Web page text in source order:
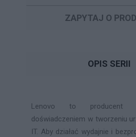
ZAPYTAJ O
OPIS SERII
Lenovo to producent z
doświadczeniem w tworzeniu
IT. Aby działać wydajnie i